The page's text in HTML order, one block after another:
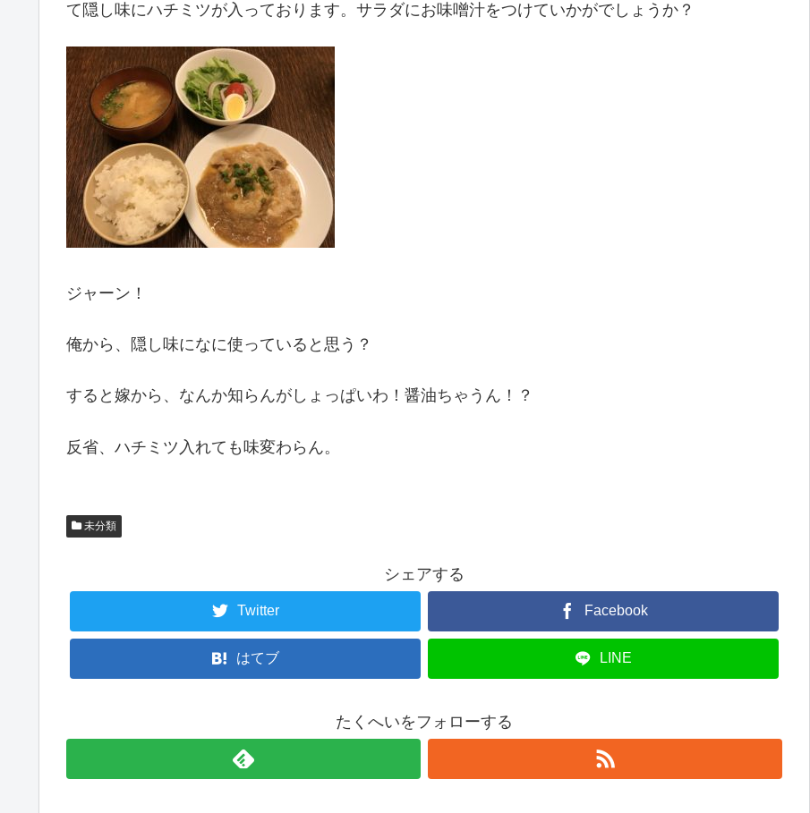
て隠し味にハチミツが入っております。サラダにお味噌汁をつけていかがでしょうか？
ジャーン！
俺から、隠し味になに使っていると思う？
すると嫁から、なんか知らんがしょっぱいわ！醤油ちゃうん！？
反省、ハチミツ入れても味変わらん。
未分類
シェアする
Twitter Facebook
はてブ LINE
たくへいをフォローする